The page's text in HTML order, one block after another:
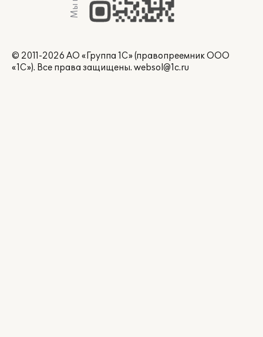
© 2011-2026 АО «Группа 1С» (правопреемник ООО
«1С»). Все права защищены. websol@1c.ru